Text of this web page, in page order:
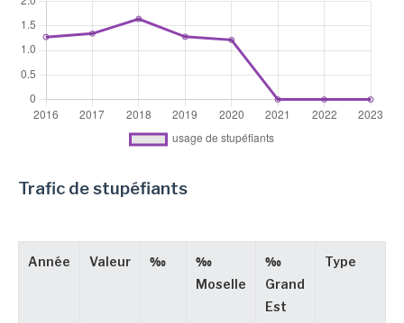
Trafic de stupéfiants
Année Valeur ‰
‰
Moselle
‰
Grand
Est
Type